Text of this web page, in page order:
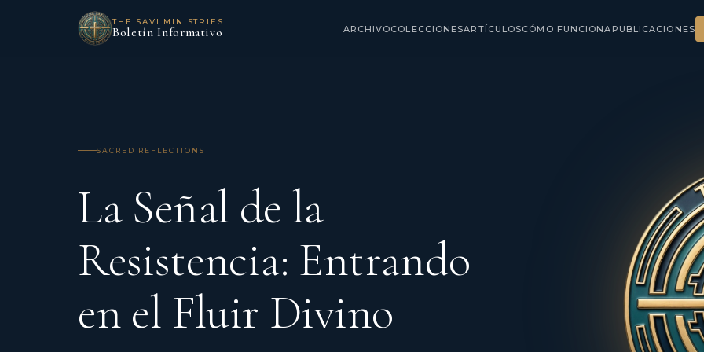
THE SAVI MINISTRIES
Boletín Informativo ARCHIVOCOLECCIONESARTÍCULOSCÓMO FUNCIONA PUBLICACIONES
SACRED REFLECTIONS
La Señal de la
Resistencia: Entrando
en el Fluir Divino